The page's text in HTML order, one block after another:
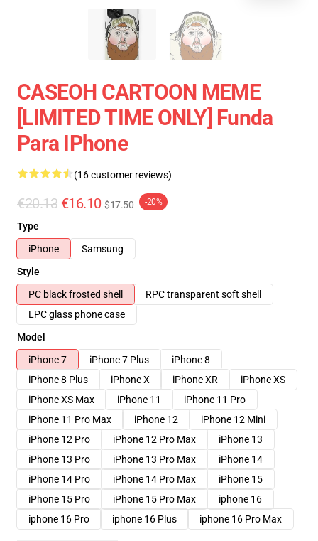
CASEOH CARTOON MEME
[LIMITED TIME ONLY] Funda
Para IPhone
(16 customer reviews)
€20.13 €16.10 $17.50 -20%
Type
iPhone
Samsung
Style
PC black frosted shell
RPC transparent soft shell
LPC glass phone case
Model
iPhone 7
iPhone 7 Plus
iPhone 8
iPhone 8 Plus
iPhone X iPhone XR
iPhone XS
iPhone XS Max
iPhone 11
iPhone 11 Pro
iPhone 11 Pro Max
iPhone 12
iPhone 12 Mini
iPhone 12 Pro
iPhone 12 Pro Max
iPhone 13
iPhone 13 Pro
iPhone 13 Pro Max
iPhone 14
iPhone 14 Pro
iPhone 14 Pro Max
iPhone 15
iPhone 15 Pro
iPhone 15 Pro Max
iphone 16
iphone 16 Pro
iphone 16 Plus iphone 16 Pro Max